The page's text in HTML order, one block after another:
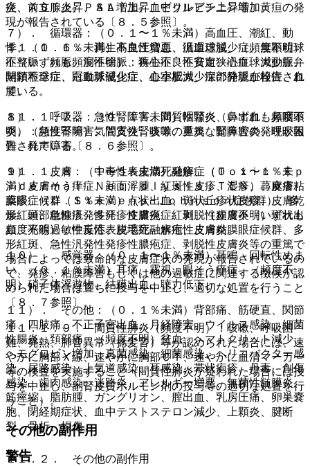
症、前立腺炎、ＰＳＡ増加、血中クレアチニン増加。
７）． 循環器：（０．１〜１％未満）高血圧、潮紅、動
悸、（０．１％未満）高血圧増悪、循環虚脱、（頻度不明）
不整脈、頻脈、洞性徐脈、狭心症、不安定狭心症、大動脈弁
閉鎖不全症、冠動脈硬化症、心室肥大、深部静脈血栓症、血
腫。
８）． 呼吸器：（０．１％未満）咽頭炎、鼻出血、鼻咽頭
炎、（頻度不明）気管支炎、咳嗽、鼻炎、副鼻腔炎、呼吸困
難、発声障害。
９）． 皮膚：（１〜５％未満）発疹、（０．１〜１％未
満）皮膚そう痒症、顔面浮腫、紅斑性皮疹、湿疹、蕁麻疹、
薬疹、（０．１％未満）点状出血、斑状丘疹状皮疹、皮膚乾
燥、頭部粃糠疹、多汗、皮膚炎、紅斑、（頻度不明）斑状出
血、光線過敏性反応、脱毛症、水疱性皮膚炎。
１０）． 感覚器：（０．１〜１％未満）耳鳴、回転性めま
い、（０．１％未満）耳痛、霧視、眼そう痒症、（頻度不
明）硝子体浮遊物、結膜出血、聴力低下。
１１）． その他：（０．１％未満）背部痛、筋硬直、関節
痛、四肢痛、不正子宮出血、月経障害、ウイルス感染、細菌
性腸炎、頚部痛、（頻度不明）貧血、ヘマトクリット減少、
ヘモグロビン増加、真菌感染、細菌感染、ヘリコバクター感
染、尿路感染、上気道感染、耳感染、帯状疱疹、丹毒、創傷
感染、歯肉感染、迷路炎、アレルギー増悪、無菌性髄膜炎、
筋痙縮、脂肪腫、ガングリオン、膣出血、乳房圧痛、卵巣嚢
胞、閉経期症状、血中テストステロン減少、上顆炎、腱断
裂、骨折、損傷。
警告
炎、ＡＳＴ上昇、ＡＬＴ上昇、ビリルビン上昇等、黄疸の発
現が報告されている〔８．５参照〕。
１１．１．６． 再生不良性貧血、汎血球減少症、無顆粒球
症（いずれも頻度不明）：再生不良性貧血、汎血球減少症、
無顆粒球症、白血球減少症、血小板減少症の発現が報告され
ている。
１１．１．７． 急性腎障害、間質性腎炎（いずれも頻度不
明）：急性腎障害、間質性腎炎等の重篤な腎障害の発現が報
告されている〔８．６参照〕。
１１．１．８． 中毒性表皮壊死融解症（Ｔｏｘｉｃ Ｅｐ
ｉｄｅｒｍａｌ Ｎｅｃｒｏｌｙｓｉｓ：ＴＥＮ）、皮膚粘
膜眼症候群（Ｓｔｅｖｅｎｓ−Ｊｏｈｎｓｏｎ症候群）、多
形紅斑、急性汎発性発疹性膿疱症、剥脱性皮膚炎（いずれも
頻度不明）：中毒性表皮壊死融解症、皮膚粘膜眼症候群、多
形紅斑、急性汎発性発疹性膿疱症、剥脱性皮膚炎等の重篤で
場合によっては致命的な皮膚症状の発現が報告されているの
で、発疹、粘膜障害もしくは他の過敏症に関連する徴候が認
められた場合は直ちに投与を中止し、適切な処置を行うこと
〔８．７参照〕。
１１．１．９． 間質性肺炎（頻度不明）：咳嗽、呼吸困
難、発熱、肺音異常（捻髪音）等が認められた場合には、速
やかに胸部Ｘ線、速やかに胸部ＣＴ、速やかに血清マーカー
等の検査を実施すること（間質性肺炎が疑われた場合には投
与を中止し、副腎皮質ホルモン剤の投与等の適切な処置を行
うこと）。
その他の副作用
１１．２． その他の副作用